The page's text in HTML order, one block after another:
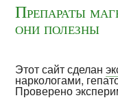
Препараты
они полезны
Этот сайт сделан
наркологами,
Проверено